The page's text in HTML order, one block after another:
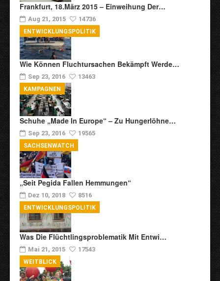
Frankfurt, 18.März 2015 – Einweihung Der…
Aug 21, 2015 14736
Wie Können Fluchtursachen Bekämpft Werde…
Sep 23, 2016 13463
ENTWICKLUNGSPOLITIK
Schuhe „Made In Europe“ – Zu Hungerlöhne…
Sep 23, 2016 19565
KAMPAGNEN
„Seit Pegida Fallen Hemmungen“
Dez 10, 2018 8516
SACHSENWATCH
Was Die Flüchtlingsproblematik Mit Entwi…
Mai 21, 2015 17543
ENTWICKLUNGSPOLITIK
WEITBLICK